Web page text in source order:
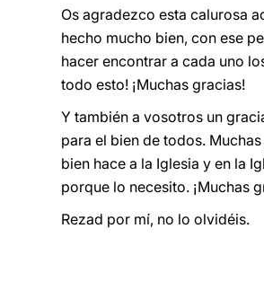
Os agradezco esta calurosa
hecho mucho bien, con ese
hacer encontrar a cada uno
todo esto! ¡Muchas gracias!
Y también a vosotros un
para el bien de todos.
bien hace a la Iglesia y en la
porque lo necesito. ¡Muchas
Rezad por mí, no lo olvidéis.